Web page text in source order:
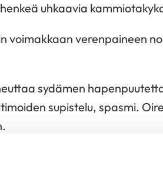
uhkaavia
voimakkaan verenpaineen
sydämen
supistelu, spasmi.